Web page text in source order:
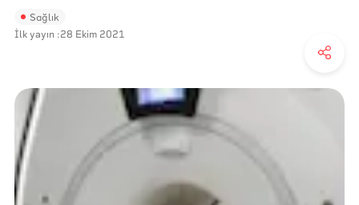
Sağlık
İlk yayın :28 Ekim 2021